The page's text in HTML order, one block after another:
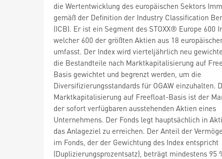
die Wertentwicklung des europäischen Sektors
gemäß der Definition der Industry Classification
(ICB). Er ist ein Segment des STOXX® Europe 600
welcher 600 der größten Aktien aus 18
umfasst. Der Index wird vierteljährlich neu
die Bestandteile nach Marktkapitalisierung auf
Basis gewichtet und begrenzt werden, um die
Diversifizierungsstandards für OGAW einzuhalten.
Marktkapitalisierung auf Freefloat-Basis ist der
der sofort verfügbaren ausstehenden Aktien eines
Unternehmens. Der Fonds legt hauptsächlich in
das Anlageziel zu erreichen. Der Anteil der
im Fonds, der der Gewichtung des Index entspricht
(Duplizierungsprozentsatz), beträgt mindestens 95